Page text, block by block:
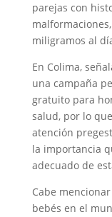
parejas con
miligramos al
En Colima,
una campaña
gratuito para
salud, por lo
atención
la importancia
adecuado de
Cabe
bebés en el